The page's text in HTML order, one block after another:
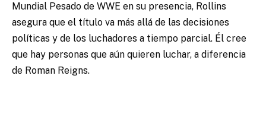
Mundial Pesado de WWE en su presencia, Rollins
asegura que el título va más allá de las decisiones
políticas y de los luchadores a tiempo parcial. Él cree
que hay personas que aún quieren luchar, a diferencia
de Roman Reigns.